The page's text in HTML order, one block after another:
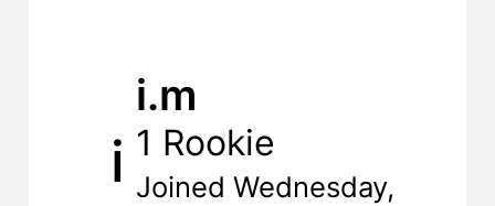
i
i.m
1 Rookie
Joined Wednesday,